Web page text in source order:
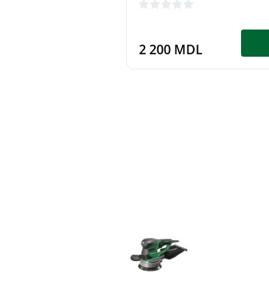
2 200 MDL